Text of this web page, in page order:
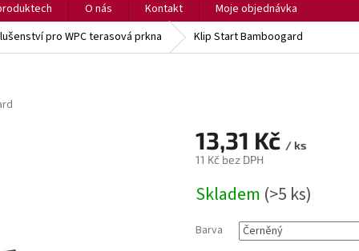
O nás Kontakt
Moje objednávka
pro WPC terasová prkna Klip Start Bamboogard
13,31 Kč / ks
11 Kč bez DPH
cena:
Skladem (>5 ks)
Barva